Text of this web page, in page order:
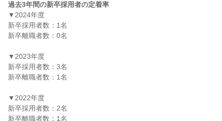
過去3年間の新卒採用者の定着率
▼2024年度
新卒採用者数：1名
新卒離職者数：0名
▼2023年度
新卒採用者数：3名
新卒離職者数：1名
▼2022年度
新卒採用者数：2名
新卒離職者数：1名